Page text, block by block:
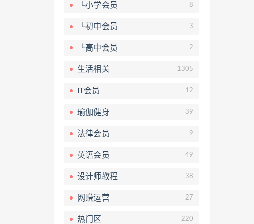
└小学会员 8
└初中会员 3
└高中会员 2
生活相关 1305
IT会员 12
瑜伽健身 39
法律会员 9
英语会员 49
设计师教程 38
网赚运营 27
热门区 220